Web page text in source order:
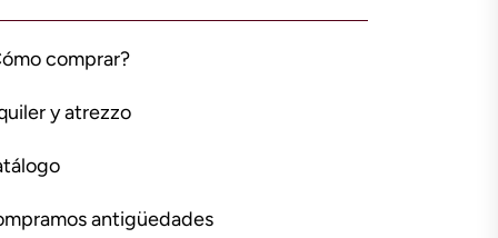
comprar?
y atrezzo
antigüedades